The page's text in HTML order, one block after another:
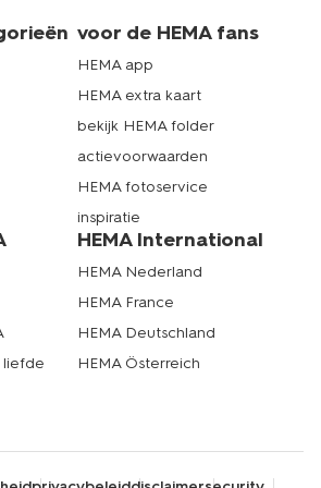
voor de HEMA fans
HEMA app
HEMA extra kaart
bekijk HEMA folder
actievoorwaarden
HEMA fotoservice
inspiratie
liefde
HEMA International
HEMA Nederland
HEMA France
HEMA Deutschland
HEMA Österreich